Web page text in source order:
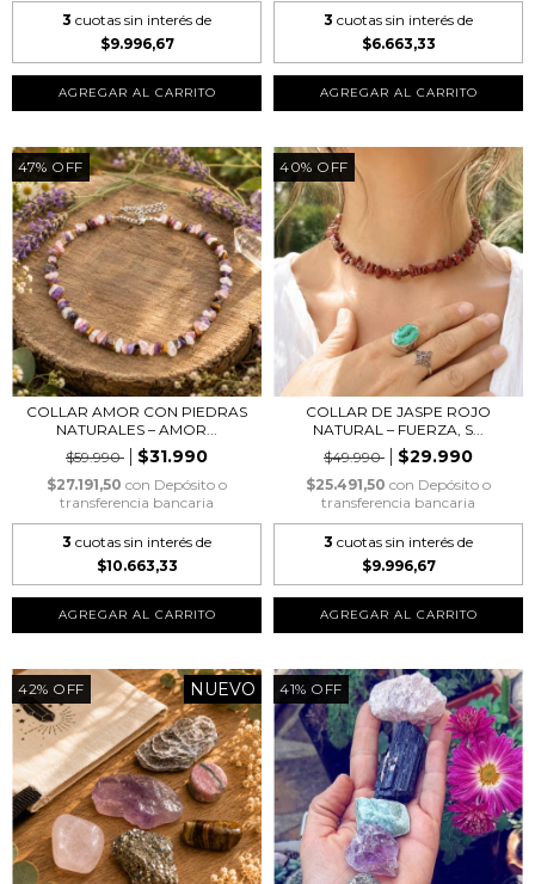
3 cuotas sin interés de
$9.996,67
3 cuotas sin interés de
$6.663,33
47% OFF
COLLAR AMOR CON PIEDRAS
NATURALES – AMOR...
$59.990
$31.990
$27.191,50 con Depósito o
transferencia bancaria
3 cuotas sin interés de
$10.663,33
40% OFF
COLLAR DE JASPE ROJO
NATURAL – FUERZA, S...
$49.990
$29.990
$25.491,50 con Depósito o
transferencia bancaria
3 cuotas sin interés de
$9.996,67
42% OFF NUEVO 41% OFF